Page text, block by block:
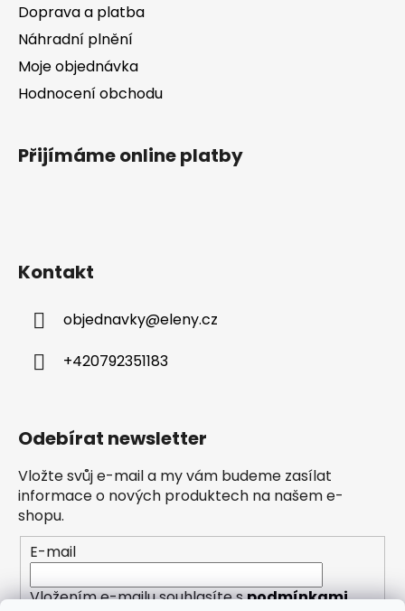
Doprava a platba
Náhradní plnění
Moje objednávka
Hodnocení obchodu
Přijímáme online platby
Kontakt
objednavky@eleny.cz
+420792351183
Odebírat newsletter
Vložte svůj e-mail a my vám budeme zasílat
informace o nových produktech na našem e-
shopu.
E-mail
Vložením e-mailu souhlasíte spodmínkami